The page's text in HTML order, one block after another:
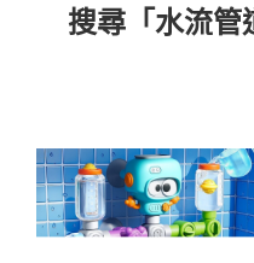
搜尋「水流管